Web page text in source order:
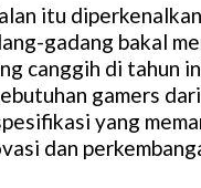
itu
gadang bakal
canggih di tahun
gamers
yang
dan